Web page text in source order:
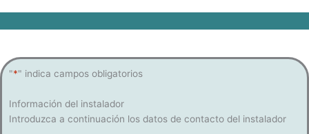
"*" indica campos obligatorios
Información del instalador
Introduzca a continuación los datos de contacto del instalador